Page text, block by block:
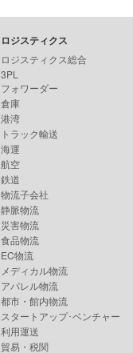
ロジスティクス
ロジスティクス総合
3PL
フォワーダー
倉庫
港湾
トラック輸送
海運
航空
鉄道
物流子会社
静脈物流
災害物流
食品物流
EC物流
メディカル物流
アパレル物流
都市・館内物流
スタートアップ･ベンチャー
利用運送
貿易・税関